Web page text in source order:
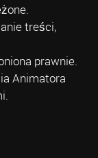
treści,
prawnie.
Animatora